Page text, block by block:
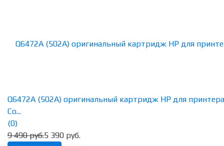
Q6472A (502A) оригинальный картридж HP для
Co...
(0)
9 490 руб.5 390 руб.